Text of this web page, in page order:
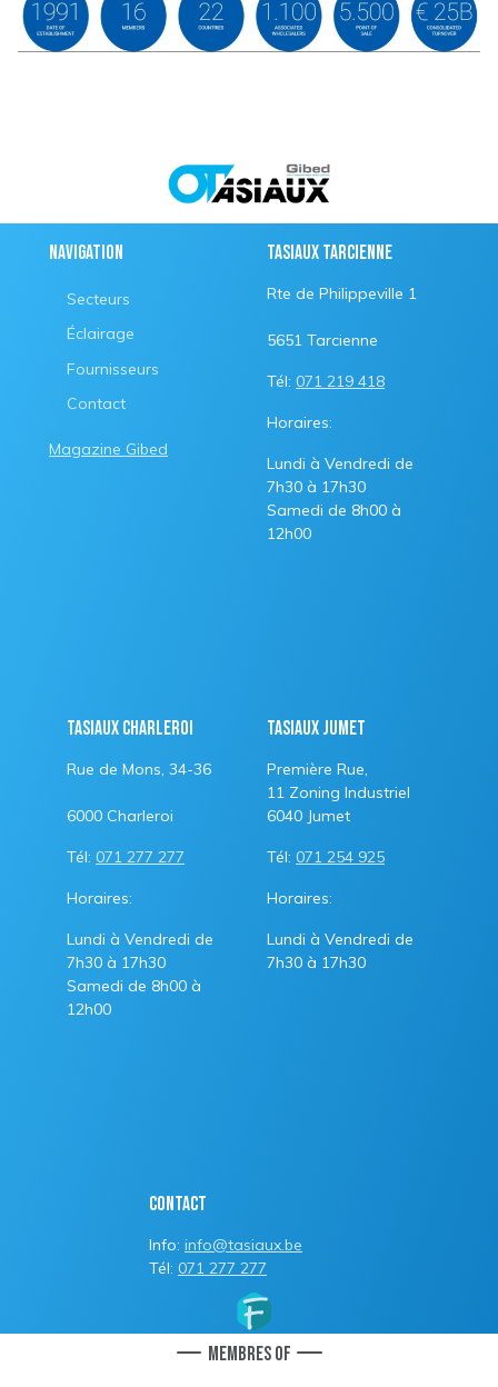
Navigation
Secteurs
Éclairage
Fournisseurs
Contact
Magazine Gibed
Tasiaux Tarcienne
Rte de Philippeville 1
5651 Tarcienne
Tél: 071 219 418
Horaires:
Lundi à Vendredi de
7h30 à 17h30
Samedi de 8h00 à
12h00
Tasiaux Charleroi
Rue de Mons, 34-36
6000 Charleroi
Tél: 071 277 277
Horaires:
Lundi à Vendredi de
7h30 à 17h30
Samedi de 8h00 à
12h00
Tasiaux Jumet
Première Rue,
11 Zoning Industriel
6040 Jumet
Tél: 071 254 925
Horaires:
Lundi à Vendredi de
7h30 à 17h30
Contact
Info: info@tasiaux.be
Tél: 071 277 277
Membres of